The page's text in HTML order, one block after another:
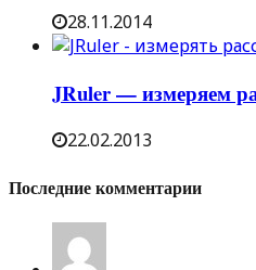
28.11.2014
JRuler — измеряем
22.02.2013
Последние комментарии